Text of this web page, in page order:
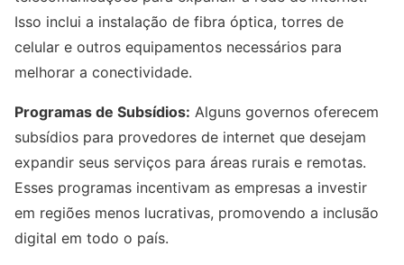
Isso inclui a instalação de fibra óptica, torres de
celular e outros equipamentos necessários para
melhorar a conectividade.
Programas de Subsídios: Alguns governos oferecem
subsídios para provedores de internet que desejam
expandir seus serviços para áreas rurais e remotas.
Esses programas incentivam as empresas a investir
em regiões menos lucrativas, promovendo a inclusão
digital em todo o país.